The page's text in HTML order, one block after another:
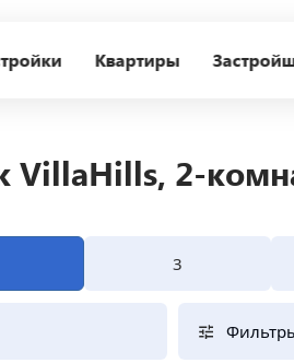
Квартиры
VillaHills, 2-
3